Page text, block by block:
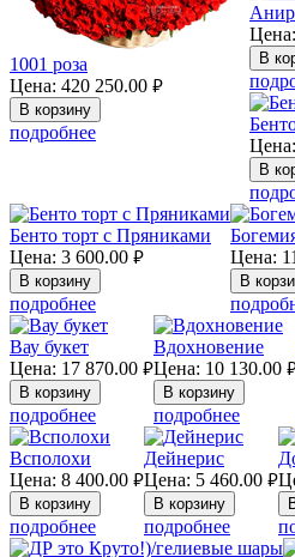
1001 роза
Цена: 420 250.00 руб.
подробнее
Цена:
Цена:
Бенто торт с Пряниками
Цена: 3 600.00 руб.
подробнее
Цена:
Вау букет
Цена: 17 870.00 руб.
подробнее
Вдохновение
Цена: 10 130.00
подробнее
Всполохи
Цена: 8 400.00 руб.
подробнее
Дейнерис
Цена: 5 460.00 руб.
подробнее